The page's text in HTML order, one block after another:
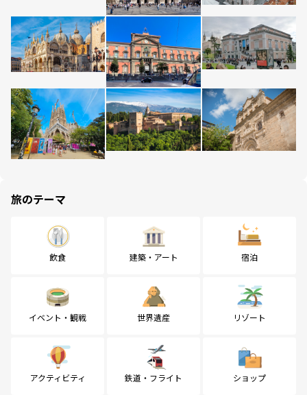
旅のテーマ
飲食 建築・アート 宿泊
イベント・観戦 世界遺産 リゾート
アクティビティ 鉄道・フライト ショップ